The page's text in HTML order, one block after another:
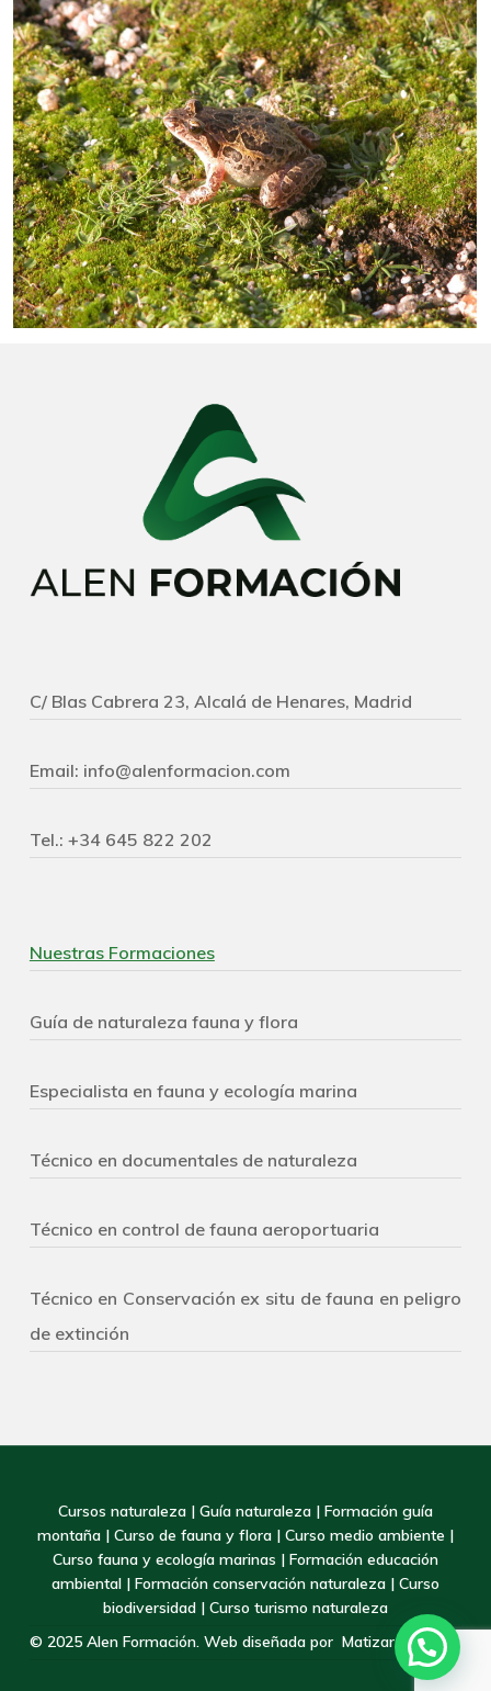
C/ Blas Cabrera 23, Alcalá de Henares, Madrid
Email: info@alenformacion.com
Tel.: +34 645 822 202
Nuestras Formaciones
Guía de naturaleza fauna y flora
Especialista en fauna y ecología marina
Técnico en documentales de naturaleza
Técnico en control de fauna aeroportuaria
Técnico en Conservación ex situ de fauna en peligro
de extinción
Cursos naturaleza| Guía naturaleza| Formación guía
montaña| Curso de fauna y flora| Curso medio ambiente |
Curso fauna y ecología marinas | Formación educación
ambiental |Formación conservación naturaleza| Curso
biodiversidad | Curso turismo naturaleza
© 2025 Alen Formación. Web diseñada por Matizart